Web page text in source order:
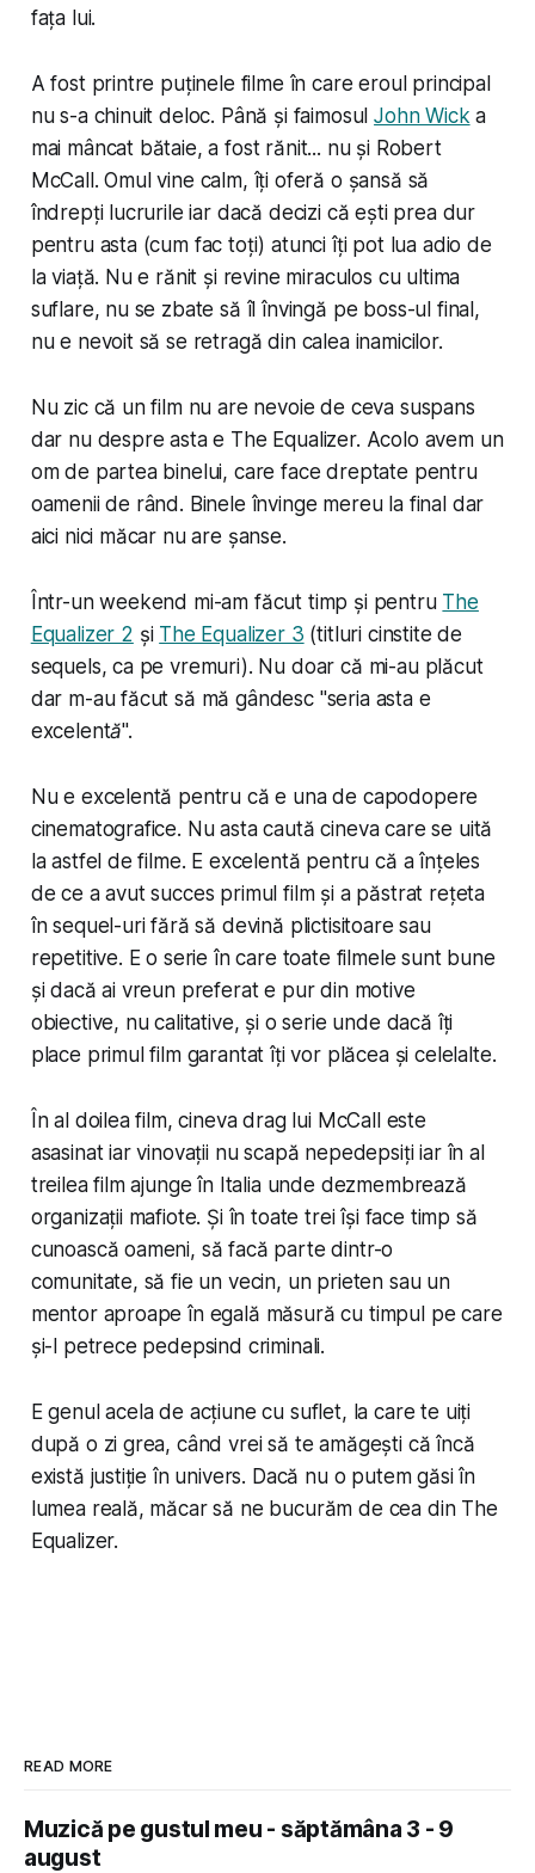
fața lui.
A fost printre puținele filme în care eroul principal
nu s-a chinuit deloc. Până și faimosulJohn Wick a
mai mâncat bătaie, a fost rănit... nu și Robert
McCall. Omul vine calm, îți oferă o șansă să
îndrepți lucrurile iar dacă decizi că ești prea dur
pentru asta (cum fac toți) atunci îți pot lua adio de
la viață. Nu e rănit și revine miraculos cu ultima
suflare, nu se zbate să îl învingă pe boss-ul final,
nu e nevoit să se retragă din calea inamicilor.
Nu zic că un film nu are nevoie de ceva suspans
dar nu despre asta e The Equalizer. Acolo avem un
om de partea binelui, care face dreptate pentru
oamenii de rând. Binele învinge mereu la final dar
aici nici măcar nu are șanse.
Într-un weekend mi-am făcut timp și pentru The
Equalizer 2 și The Equalizer 3 (titluri cinstite de
sequels, ca pe vremuri). Nu doar că mi-au plăcut
dar m-au făcut să mă gândesc "seria asta e
excelentă".
Nu e excelentă pentru că e una de capodopere
cinematografice. Nu asta caută cineva care se uită
la astfel de filme. E excelentă pentru că a înțeles
de ce a avut succes primul film și a păstrat rețeta
în sequel-uri fără să devină plictisitoare sau
repetitive. E o serie în care toate filmele sunt bune
și dacă ai vreun preferat e pur din motive
obiective, nu calitative, și o serie unde dacă îți
place primul film garantat îți vor plăcea și celelalte.
În al doilea film, cineva drag lui McCall este
asasinat iar vinovații nu scapă nepedepsiți iar în al
treilea film ajunge în Italia unde dezmembrează
organizații mafiote. Și în toate trei își face timp să
cunoască oameni, să facă parte dintr-o
comunitate, să fie un vecin, un prieten sau un
mentor aproape în egală măsură cu timpul pe care
și-l petrece pedepsind criminali.
E genul acela de acțiune cu suflet, la care te uiți
după o zi grea, când vrei să te amăgești că încă
există justiție în univers. Dacă nu o putem găsi în
lumea reală, măcar să ne bucurăm de cea din The
Equalizer.
READ MORE
Muzică pe gustul meu - săptămâna 3 - 9
august